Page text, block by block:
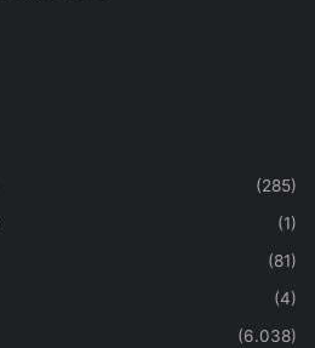
(285)
(1)
(81)
(4)
(6.038)